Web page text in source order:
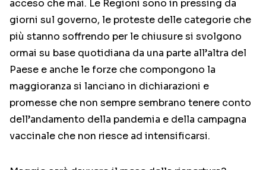
acceso che mai. Le Regioni sono in pressing da
giorni sul governo, le proteste delle categorie che
più stanno soffrendo per le chiusure si svolgono
ormai su base quotidiana da una parte all’altra del
Paese e anche le forze che compongono la
maggioranza si lanciano in dichiarazioni e
promesse che non sempre sembrano tenere conto
dell’andamento della pandemia e della campagna
vaccinale che non riesce ad intensificarsi.